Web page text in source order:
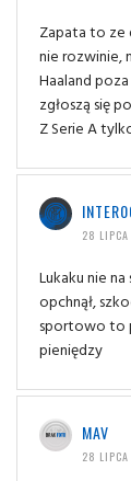
Zapata to ze
nie rozwinie,
Haaland
zgłoszą się
Z Serie A
28
Lukaku nie
opchnął,
sportowo to
pieniędzy
MAV
28